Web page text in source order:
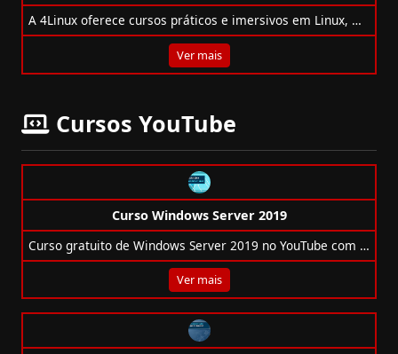
A 4Linux oferece cursos práticos e imersivos em Linux, DevOps, Cloud, Containers, Segurança, Python e muito mais. Acesso anual ilimitado!
Ver mais
Cursos YouTube
Curso Windows Server 2019
Curso gratuito de Windows Server 2019 no YouTube com 15 aulas sobre instalação, Hyper-V, Active Directory e muito mais.
Ver mais